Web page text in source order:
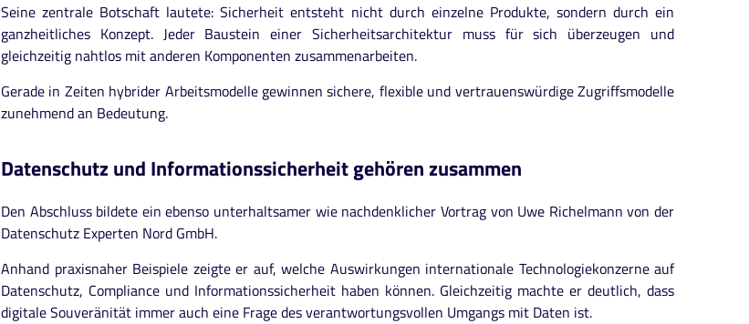
Seine zentrale Botschaft lautete: Sicherheit entsteht nicht durch einzelne Produkte, sondern durch ein
ganzheitliches Konzept. Jeder Baustein einer Sicherheitsarchitektur muss für sich überzeugen und
gleichzeitig nahtlos mit anderen Komponenten zusammenarbeiten.
Gerade in Zeiten hybrider Arbeitsmodelle gewinnen sichere, flexible und vertrauenswürdige Zugriffsmodelle
zunehmend an Bedeutung.
Datenschutz und Informationssicherheit gehören zusammen
Den Abschluss bildete ein ebenso unterhaltsamer wie nachdenklicher Vortrag von Uwe Richelmann von der
Datenschutz Experten Nord GmbH.
Anhand praxisnaher Beispiele zeigte er auf, welche Auswirkungen internationale Technologiekonzerne auf
Datenschutz, Compliance und Informationssicherheit haben können. Gleichzeitig machte er deutlich, dass
digitale Souveränität immer auch eine Frage des verantwortungsvollen Umgangs mit Daten ist.